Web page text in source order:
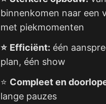
binnenkomen naar een
met piekmomenten
⭐ Efficiënt: één
plan, één show
⭐ Compleet en
lange pauzes